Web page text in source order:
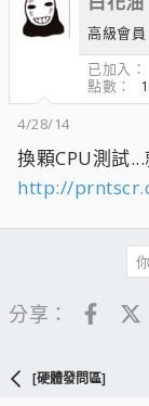
高級會員
已加入
點數
4/28/14
換顆CPU測試
http://
分享：
[硬體發問區]